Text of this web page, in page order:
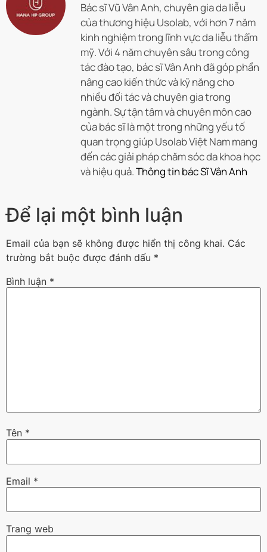
Bác sĩ Vũ Vân Anh, chuyên gia da liễu
của thương hiệu Usolab, với hơn 7 năm
kinh nghiệm trong lĩnh vực da liễu thẩm
mỹ. Với 4 năm chuyên sâu trong công
tác đào tạo, bác sĩ Vân Anh đã góp phần
nâng cao kiến thức và kỹ năng cho
nhiều đối tác và chuyên gia trong
ngành. Sự tận tâm và chuyên môn cao
của bác sĩ là một trong những yếu tố
quan trọng giúp Usolab Việt Nam mang
đến các giải pháp chăm sóc da khoa học
và hiệu quả.Thông tin bác Sĩ Vân Anh
Để lại một bình luận
Email của bạn sẽ không được hiển thị công khai. Các
trường bắt buộc được đánh dấu *
Bình luận *
Tên *
Email *
Trang web